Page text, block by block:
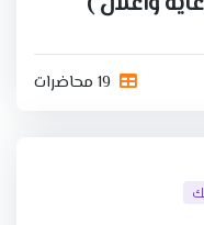
19 محاضرات